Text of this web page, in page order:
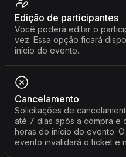
Edição de participantes
Você poderá editar o
vez. Essa opção ficará
início do evento.
Cancelamento
Solicitações de
até 7 dias após a compra e
horas do início do evento.
evento invalidará o ticket e